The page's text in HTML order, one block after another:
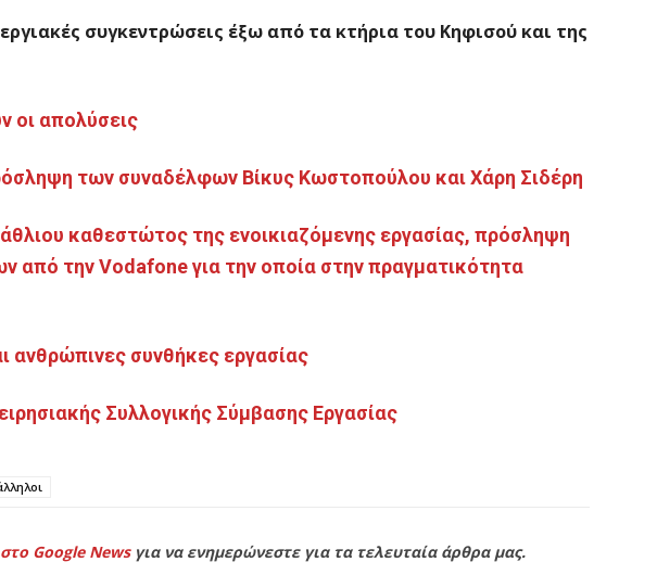
συγκεντρώσεις έξω από τα κτήρια του Κηφισού και της
οι απολύσεις
των συναδέλφων Βίκυς Κωστοπούλου και Χάρη Σιδέρη
καθεστώτος της ενοικιαζόμενης εργασίας, πρόσληψη
από τηνVodafoneγια την οποία στην πραγματικότητα
ανθρώπινες συνθήκες εργασίας
Συλλογικής Σύμβασης Εργασίας
Google Newsγια να ενημερώνεστε για τα τελευταία άρθρα μας.